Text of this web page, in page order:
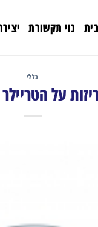
נוי תקשורת
כללי
על